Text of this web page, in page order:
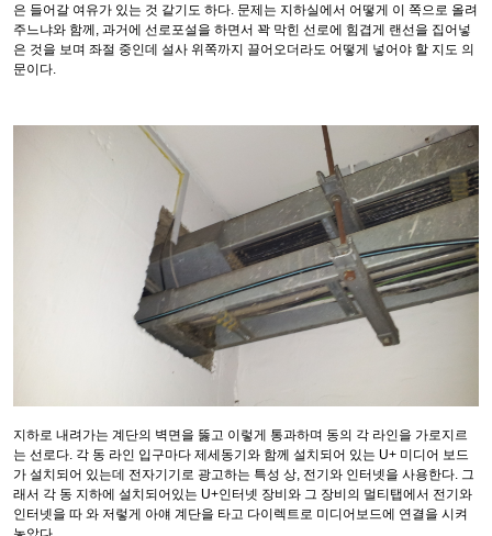
은 들어갈 여유가 있는 것 같기도 하다. 문제는 지하실에서 어떻게 이 쪽으로 올려
주느냐와 함께, 과거에 선로포설을 하면서 꽉 막힌 선로에 힘겹게 랜선을 집어넣
은 것을 보며 좌절 중인데 설사 위쪽까지 끌어오더라도 어떻게 넣어야 할 지도 의
문이다.
지하로 내려가는 계단의 벽면을 뚫고 이렇게 통과하며 동의 각 라인을 가로지르
는 선로다. 각 동 라인 입구마다 제세동기와 함께 설치되어 있는 U+ 미디어 보드
가 설치되어 있는데 전자기기로 광고하는 특성 상, 전기와 인터넷을 사용한다. 그
래서 각 동 지하에 설치되어있는 U+인터넷 장비와 그 장비의 멀티탭에서 전기와
인터넷을 따 와 저렇게 아얘 계단을 타고 다이렉트로 미디어보드에 연결을 시켜